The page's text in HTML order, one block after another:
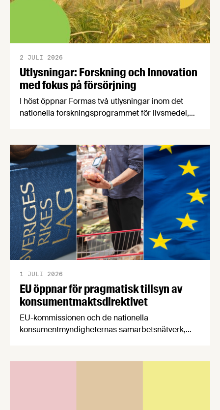
Utlysningar: Forskning och Innovation
med fokus på försörjning
2 JULI 2026
I höst öppnar Formas två utlysningar inom det
nationella forskningsprogrammet för livsmedel,
en motståndskraftig livsmedelsförsörjning", och
båda syftar till att bana väg för innovationer som
stärker Sveriges livsmedelsförsörjning.
EU öppnar för pragmatisk tillsyn av
konsumentmaktsdirektivet
1 JULI 2026
EU-kommissionen och de nationella
konsumentmyndigheternas samarbetsnätverk,